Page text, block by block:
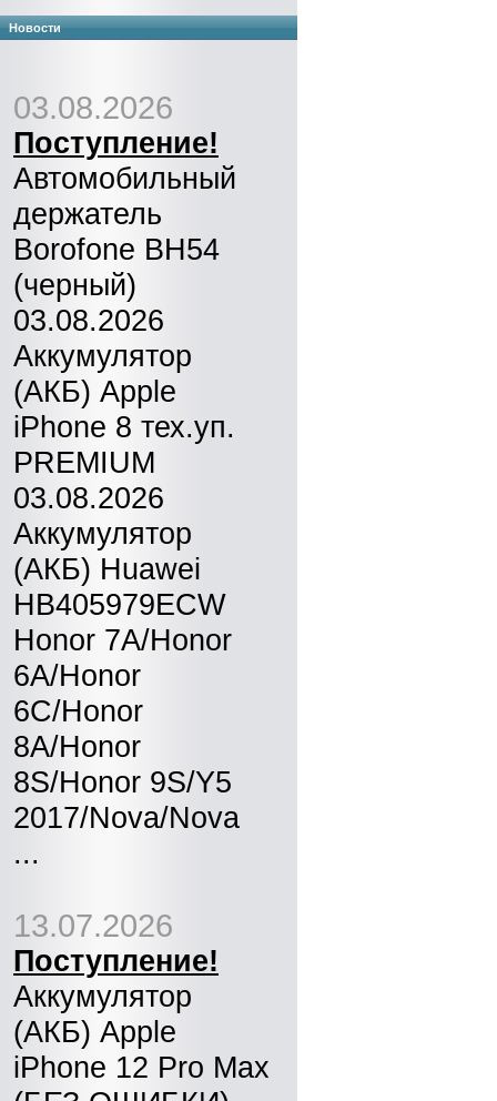
Новости
03.08.2026
Поступление!
Автомобильный
держатель
Borofone BH54
(черный)
03.08.2026
Аккумулятор
(АКБ) Apple
iPhone 8 тех.уп.
PREMIUM
03.08.2026
Аккумулятор
(АКБ) Huawei
HB405979ECW
Honor 7A/Honor
6A/Honor
6C/Honor
8A/Honor
8S/Honor 9S/Y5
2017/Nova/Nova
...
13.07.2026
Поступление!
Аккумулятор
(АКБ) Apple
iPhone 12 Pro Max